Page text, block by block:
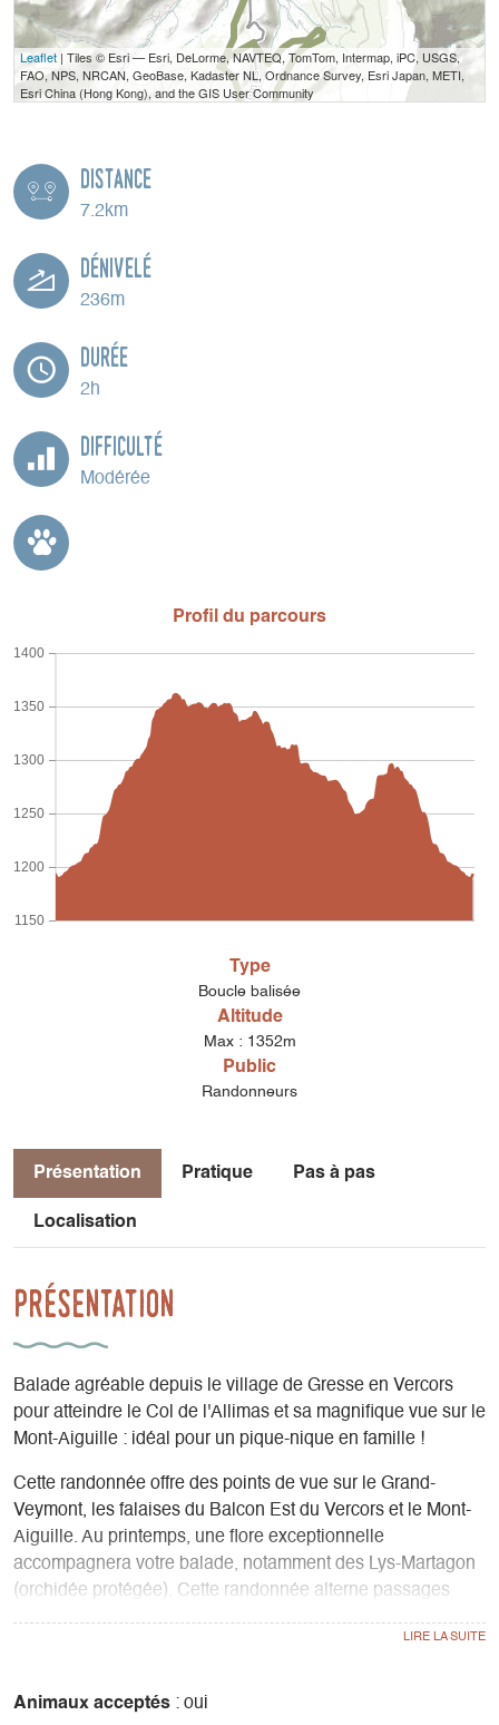
Leaflet | Tiles © Esri — Esri, DeLorme, NAVTEQ, TomTom, Intermap, iPC, USGS,
FAO, NPS, NRCAN, GeoBase, Kadaster NL, Ordnance Survey, Esri Japan, METI,
Esri China (Hong Kong), and the GIS User Community
Distance
7.2km
Dénivelé
236m
Durée
2h
Difficulté
Modérée
Profil du parcours
1150
1200
1250
1300
1350
1400
Type
Boucle balisée
Altitude
Max : 1352m
Public
Randonneurs
Présentation Pratique Pas à pas
Localisation
Présentation
Balade agréable depuis le village de Gresse en Vercors
pour atteindre le Col de l'Allimas et sa magnifique vue sur le
Mont-Aiguille : idéal pour un pique-nique en famille !
Cette randonnée offre des points de vue sur le Grand-
Veymont, les falaises du Balcon Est du Vercors et le Mont-
Aiguille. Au printemps, une flore exceptionnelle
accompagnera votre balade, notamment des Lys-Martagon
(orchidée protégée). Cette randonnée alterne passages
Vous passerez à proximité de l'Odyssée Verte, équipement
passerelles suspendues dans les arbres.
Animaux acceptés : oui